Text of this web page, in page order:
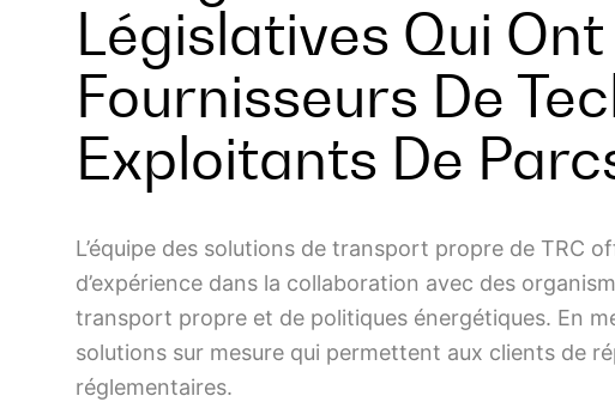
Législatives Qui
Fournisseurs De
Exploitants De
L’équipe des solutions de transport propre de TRC
d’expérience dans la collaboration avec des
transport propre et de politiques énergétiques. En
solutions sur mesure qui permettent aux clients de
réglementaires.